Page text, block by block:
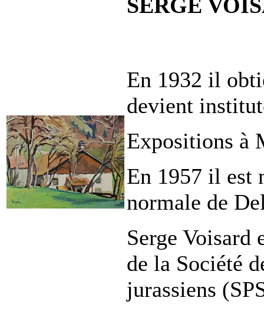
SERGE
En 1932 il
devient
Expositions à
En 1957 il est
normale de
Serge Voisard
de la Société
jurassiens